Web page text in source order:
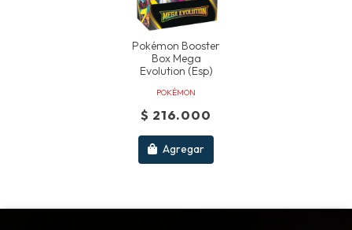
Pokémon Booster
Box Mega
Evolution (esp)
POKÉMON
$ 216.000
Agregar